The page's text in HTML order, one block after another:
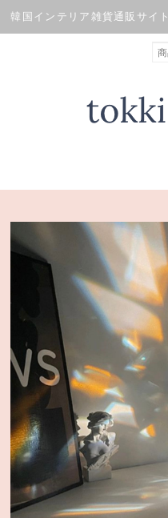
韓国インテリア雑貨通販サイト